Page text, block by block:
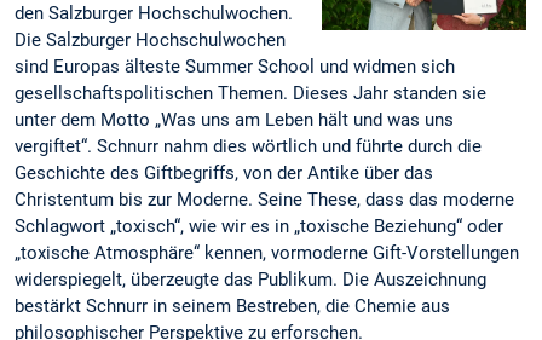
den Salzburger Hochschulwochen.
Die Salzburger Hochschulwochen
sind Europas älteste Summer School und widmen sich
gesellschaftspolitischen Themen. Dieses Jahr standen sie
unter dem Motto „Was uns am Leben hält und was uns
vergiftet“. Schnurr nahm dies wörtlich und führte durch die
Geschichte des Giftbegriffs, von der Antike über das
Christentum bis zur Moderne. Seine These, dass das moderne
Schlagwort „toxisch“, wie wir es in „toxische Beziehung“ oder
„toxische Atmosphäre“ kennen, vormoderne Gift-Vorstellungen
widerspiegelt, überzeugte das Publikum. Die Auszeichnung
bestärkt Schnurr in seinem Bestreben, die Chemie aus
philosophischer Perspektive zu erforschen.